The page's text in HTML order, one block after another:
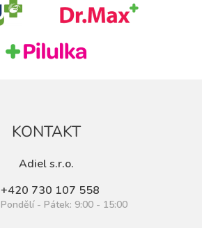
KONTAKT
Adiel s.r.o.
+420 730 107 558
Pondělí - Pátek: 9:00 - 15:00